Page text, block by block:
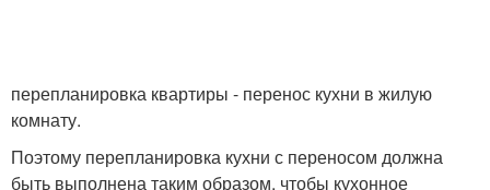
перепланировка квартиры - перенос кухни в жилую
комнату.
Поэтому перепланировка кухни с переносом должна
быть выполнена таким образом, чтобы кухонное